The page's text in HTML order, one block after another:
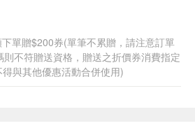
單贈$200券(單筆不累贈，請注意訂單
不符贈送資格，贈送之折價券消費指定
與其他優惠活動合併使用)